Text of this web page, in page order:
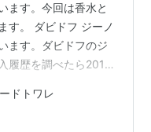
ます。今回は香水と
す。 ダビドフ ジーノ
ます。ダビドフのジ
履歴を調べたら2013
ン(クリームソーダ)の
が、まずムスクが生
ドトワレ